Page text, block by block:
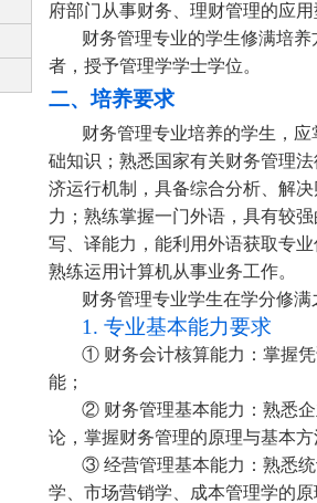
府部门从事财务、理财管理的应
财务管理专业的学生修满培
者，授予管理学学士学位。
二、培养要求
财务管理专业培养的学生，
础知识；熟悉国家有关财务管理
济运行机制，具备综合分析、解
力；熟练掌握一门外语，具有较
写、译能力，能利用外语获取专
熟练运用计算机从事业务工作。
财务管理专业学生在学分修
1. 专业基本能力要求
① 财务会计核算能力：掌握
能；
② 财务管理基本能力：熟悉
论，掌握财务管理的原理与基本
③ 经营管理基本能力：熟悉
学、市场营销学、成本管理学的